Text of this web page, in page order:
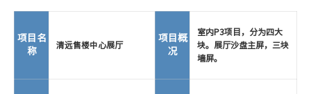
项目名
称
清远售楼中心展厅
项目概
况
室内P3项目，分为四大
块。展厅沙盘主屏，三块
墙屏。